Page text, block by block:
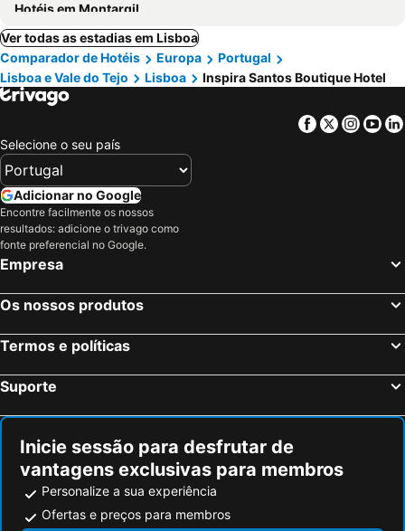
Hotéis em Montargil
Ver todas as estadias em Lisboa
Comparador de Hotéis
Europa
Portugal
Lisboa e Vale do Tejo
Lisboa Inspira Santos Boutique Hotel
Facebook
Twitter
Selecione o seu país
Adicionar no Google
Encontre facilmente os nossos
resultados: adicione o trivago como
fonte preferencial no Google.
Empresa
Os nossos produtos
Termos e políticas
Suporte
Inicie sessão para desfrutar de
vantagens exclusivas para membros
Personalize a sua experiência
Ofertas e preços para membros